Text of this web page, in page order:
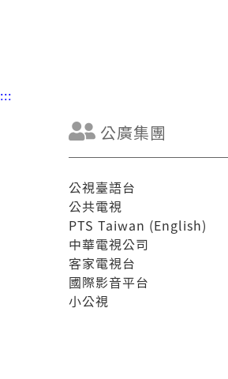
:::
公廣集團
公視臺語台
公共電視
PTS Taiwan (English)
中華電視公司
客家電視台
國際影音平台
小公視